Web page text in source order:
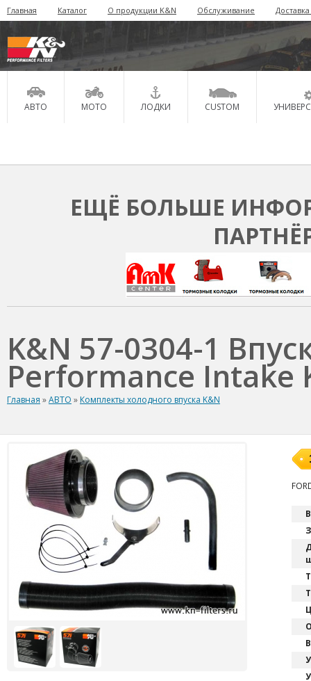
Главная Каталог О продукции K&N Обслуживание
АВТО МОТО ЛОДКИ CUSTOM
ЕЩЁ БОЛЬШЕ
K&N 57-0304-1
Performance Intake
Главная »АВТО » Комплекты холодного впуска K&N